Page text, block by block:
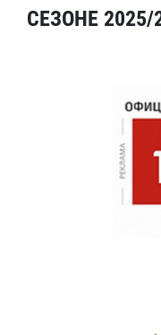
СЕЗОНЕ 2025/